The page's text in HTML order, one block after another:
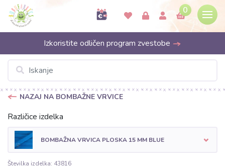
0
Izkoristite odličen program zvestobe
NAZAJ NA BOMBAŽNE VRVICE
Različice izdelka
BOMBAŽNA VRVICA PLOSKA 15 MM BLUE
Številka izdelka: 43816